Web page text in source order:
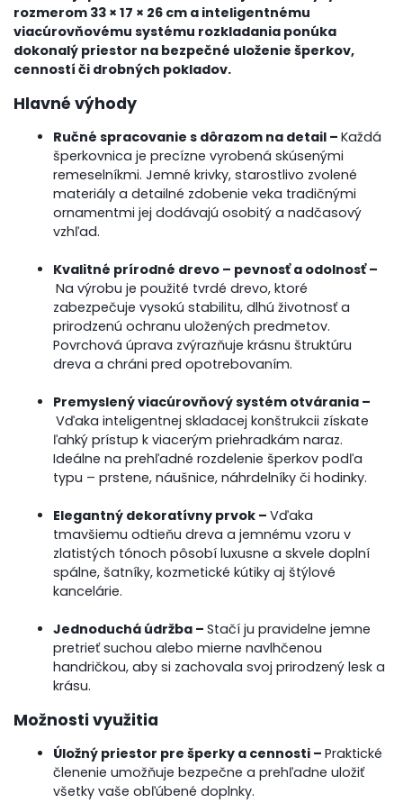
rozmerom 33 × 17 × 26 cm a inteligentnému
viacúrovňovému systému rozkladania ponúka
dokonalý priestor na bezpečné uloženie šperkov,
cenností či drobných pokladov.
Hlavné výhody
Ručné spracovanie s dôrazom na detail –Každá
šperkovnica je precízne vyrobená skúsenými
remeselníkmi. Jemné krivky, starostlivo zvolené
materiály a detailné zdobenie veka tradičnými
ornamentmi jej dodávajú osobitý a nadčasový
vzhľad.
Kvalitné prírodné drevo – pevnosť a odolnosť –
Na výrobu je použité tvrdé drevo, ktoré
zabezpečuje vysokú stabilitu, dlhú životnosť a
prirodzenú ochranu uložených predmetov.
Povrchová úprava zvýrazňuje krásnu štruktúru
dreva a chráni pred opotrebovaním.
Premyslený viacúrovňový systém otvárania –
Vďaka inteligentnej skladacej konštrukcii získate
ľahký prístup k viacerým priehradkám naraz.
Ideálne na prehľadné rozdelenie šperkov podľa
typu – prstene, náušnice, náhrdelníky či hodinky.
Elegantný dekoratívny prvok –Vďaka
tmavšiemu odtieňu dreva a jemnému vzoru v
zlatistých tónoch pôsobí luxusne a skvele doplní
spálne, šatníky, kozmetické kútiky aj štýlové
kancelárie.
Jednoduchá údržba –Stačí ju pravidelne jemne
pretrieť suchou alebo mierne navlhčenou
handričkou, aby si zachovala svoj prirodzený lesk a
krásu.
Možnosti využitia
Úložný priestor pre šperky a cennosti –Praktické
členenie umožňuje bezpečne a prehľadne uložiť
všetky vaše obľúbené doplnky.